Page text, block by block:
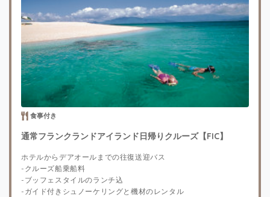
食事付き
通常フランクランドアイランド日帰りクルーズ【FIC】
ホテルからデアオールまでの往復送迎バス
-クルーズ船乗船料
-ブッフェスタイルのランチ込
-ガイド付きシュノーケリングと機材のレンタル